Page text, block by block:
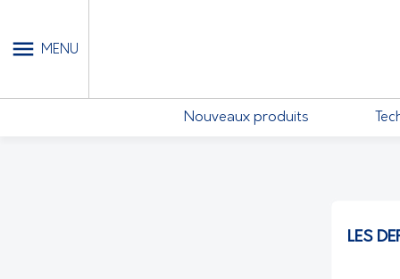
MENU
Nouveaux produits
LES